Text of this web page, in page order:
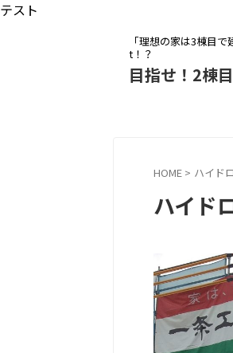
テスト
「理想の家は3棟目
t！？
目指せ！2棟
HOME > ハイド
ハイド